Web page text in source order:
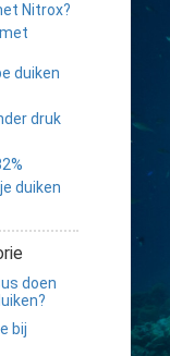
Nitrox?
duiken
druk
duiken
doen
bij